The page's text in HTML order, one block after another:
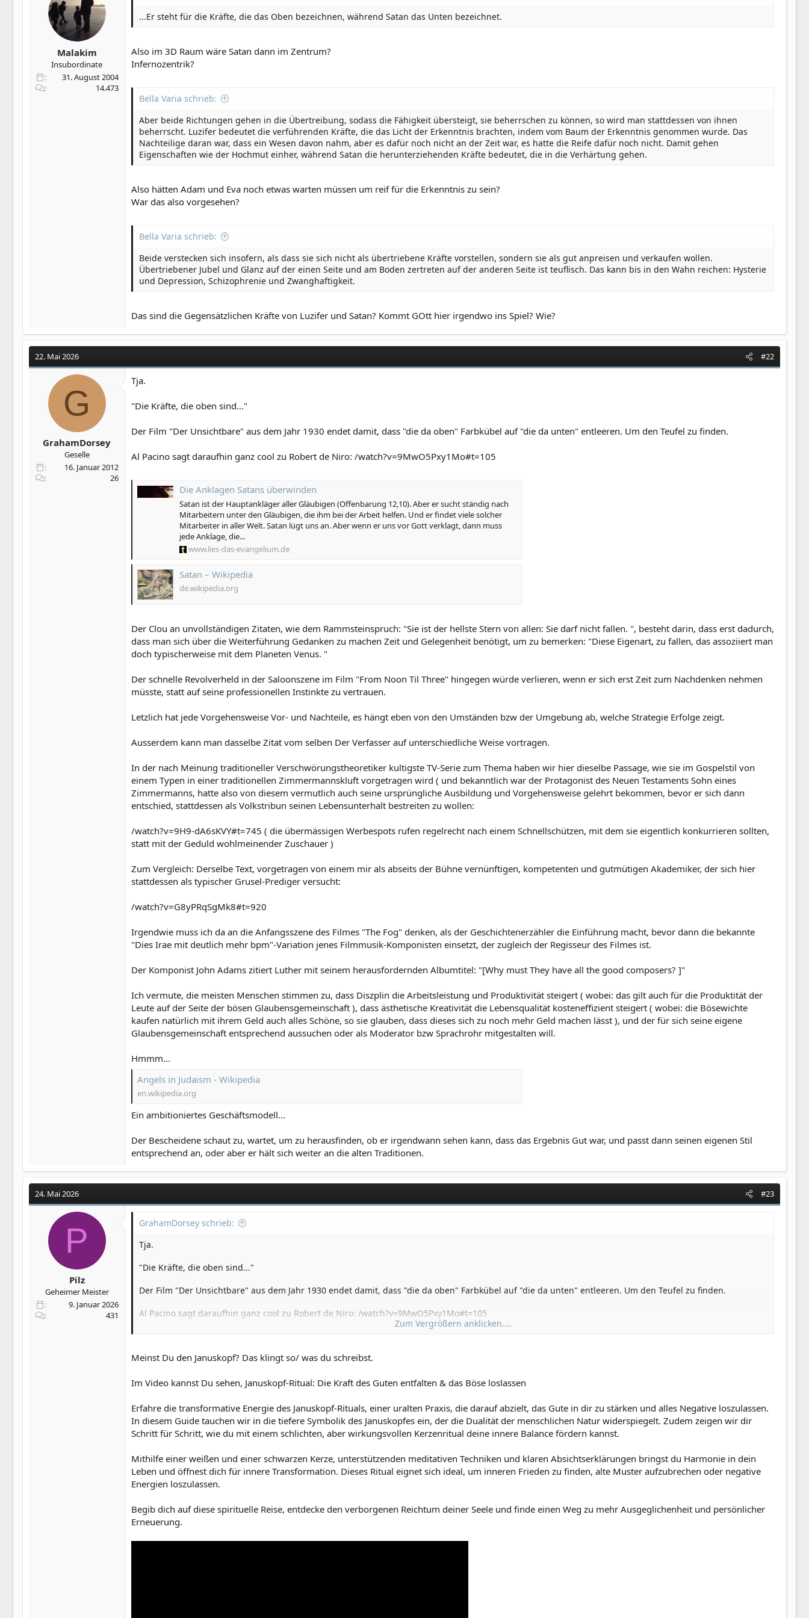
Malakim
Insubordinate
31. August 2004
14.473
...Er steht für die Kräfte, die das Oben bezeichnen, während Satan das Unten bezeichnet.
Also im 3D Raum wäre Satan dann im Zentrum?
Infernozentrik?
Bella Varia schrieb:
Aber beide Richtungen gehen in die Übertreibung, sodass die Fähigkeit übersteigt, sie beherrschen zu können, so wird man stattdessen von ihnen
beherrscht. Luzifer bedeutet die verführenden Kräfte, die das Licht der Erkenntnis brachten, indem vom Baum der Erkenntnis genommen wurde. Das
Nachteilige daran war, dass ein Wesen davon nahm, aber es dafür noch nicht an der Zeit war, es hatte die Reife dafür noch nicht. Damit gehen
Eigenschaften wie der Hochmut einher, während Satan die herunterziehenden Kräfte bedeutet, die in die Verhärtung gehen.
Also hätten Adam und Eva noch etwas warten müssen um reif für die Erkenntnis zu sein?
War das also vorgesehen?
Bella Varia schrieb:
Beide verstecken sich insofern, als dass sie sich nicht als übertriebene Kräfte vorstellen, sondern sie als gut anpreisen und verkaufen wollen.
Übertriebener Jubel und Glanz auf der einen Seite und am Boden zertreten auf der anderen Seite ist teuflisch. Das kann bis in den Wahn reichen: Hysterie
und Depression, Schizophrenie und Zwanghaftigkeit.
Das sind die Gegensätzlichen Kräfte von Luzifer und Satan? Kommt GOtt hier irgendwo ins Spiel? Wie?
22. Mai 2026 #22
G
GrahamDorsey
Geselle
16. Januar 2012
26
Tja.
"Die Kräfte, die oben sind..."
Der Film "Der Unsichtbare" aus dem Jahr 1930 endet damit, dass "die da oben" Farbkübel auf "die da unten" entleeren. Um den Teufel zu finden.
Al Pacino sagt daraufhin ganz cool zu Robert de Niro: /watch?v=9MwO5Pxy1Mo#t=105
Die Anklagen Satans überwinden
Satan ist der Hauptankläger aller Gläubigen (Offenbarung 12,10). Aber er sucht ständig nach
Mitarbeitern unter den Gläubigen, die ihm bei der Arbeit helfen. Und er findet viele solcher
Mitarbeiter in aller Welt. Satan lügt uns an. Aber wenn er uns vor Gott verklagt, dann muss
jede Anklage, die...
www.lies-das-evangelium.de
Satan – Wikipedia
de.wikipedia.org
Der Clou an unvollständigen Zitaten, wie dem Rammsteinspruch: "Sie ist der hellste Stern von allen: Sie darf nicht fallen. ", besteht darin, dass erst dadurch,
dass man sich über die Weiterführung Gedanken zu machen Zeit und Gelegenheit benötigt, um zu bemerken: "Diese Eigenart, zu fallen, das assoziiert man
doch typischerweise mit dem Planeten Venus. "
Der schnelle Revolverheld in der Saloonszene im Film "From Noon Til Three" hingegen würde verlieren, wenn er sich erst Zeit zum Nachdenken nehmen
müsste, statt auf seine professionellen Instinkte zu vertrauen.
Letzlich hat jede Vorgehensweise Vor- und Nachteile, es hängt eben von den Umständen bzw der Umgebung ab, welche Strategie Erfolge zeigt.
Ausserdem kann man dasselbe Zitat vom selben Der Verfasser auf unterschiedliche Weise vortragen.
In der nach Meinung traditioneller Verschwörungstheoretiker kultigste TV-Serie zum Thema haben wir hier dieselbe Passage, wie sie im Gospelstil von
einem Typen in einer traditionellen Zimmermannskluft vorgetragen wird ( und bekanntlich war der Protagonist des Neuen Testaments Sohn eines
Zimmermanns, hatte also von diesem vermutlich auch seine ursprüngliche Ausbildung und Vorgehensweise gelehrt bekommen, bevor er sich dann
entschied, stattdessen als Volkstribun seinen Lebensunterhalt bestreiten zu wollen:
/watch?v=9H9-dA6sKVY#t=745 ( die übermässigen Werbespots rufen regelrecht nach einem Schnellschützen, mit dem sie eigentlich konkurrieren sollten,
statt mit der Geduld wohlmeinender Zuschauer )
Zum Vergleich: Derselbe Text, vorgetragen von einem mir als abseits der Bühne vernünftigen, kompetenten und gutmütigen Akademiker, der sich hier
stattdessen als typischer Grusel-Prediger versucht:
/watch?v=G8yPRqSgMk8#t=920
Irgendwie muss ich da an die Anfangsszene des Filmes "The Fog" denken, als der Geschichtenerzähler die Einführung macht, bevor dann die bekannte
"Dies Irae mit deutlich mehr bpm"-Variation jenes Filmmusik-Komponisten einsetzt, der zugleich der Regisseur des Filmes ist.
Der Komponist John Adams zitiert Luther mit seinem herausfordernden Albumtitel: "[Why must They have all the good composers? ]"
Ich vermute, die meisten Menschen stimmen zu, dass Diszplin die Arbeitsleistung und Produktivität steigert ( wobei: das gilt auch für die Produktität der
Leute auf der Seite der bösen Glaubensgemeinschaft ), dass ästhetische Kreativität die Lebensqualität kosteneffizient steigert ( wobei: die Bösewichte
kaufen natürlich mit ihrem Geld auch alles Schöne, so sie glauben, dass dieses sich zu noch mehr Geld machen lässt ), und der für sich seine eigene
Glaubensgemeinschaft entsprechend aussuchen oder als Moderator bzw Sprachrohr mitgestalten will.
Hmmm...
Angels in Judaism - Wikipedia
en.wikipedia.org
Ein ambitioniertes Geschäftsmodell...
Der Bescheidene schaut zu, wartet, um zu herausfinden, ob er irgendwann sehen kann, dass das Ergebnis Gut war, und passt dann seinen eigenen Stil
entsprechend an, oder aber er hält sich weiter an die alten Traditionen.
24. Mai 2026 #23
P
Pilz
Geheimer Meister
9. Januar 2026
431
GrahamDorsey schrieb:
Tja.
"Die Kräfte, die oben sind..."
Der Film "Der Unsichtbare" aus dem Jahr 1930 endet damit, dass "die da oben" Farbkübel auf "die da unten" entleeren. Um den Teufel zu finden.
Al Pacino sagt daraufhin ganz cool zu Robert de Niro: /watch?v=9MwO5Pxy1Mo#t=105
Satan ist der Hauptankläger aller Gläubigen (Offenbarung 12,10). Aber er sucht ständig nach
Mitarbeiter in aller Welt. Satan lügt uns an. Aber wenn er uns vor Gott verklagt, dann muss
jede Anklage, die...
www.lies-das-evangelium.de
Satan – Wikipedia
Der Clou an unvollständigen Zitaten, wie dem Rammsteinspruch: "Sie ist der hellste Stern von allen: Sie darf nicht fallen. ", besteht darin, dass erst
dadurch, dass man sich über die Weiterführung Gedanken zu machen Zeit und Gelegenheit benötigt, um zu bemerken: "Diese Eigenart, zu fallen, das
assoziiert man doch typischerweise mit dem Planeten Venus. "
Der schnelle Revolverheld in der Saloonszene im Film "From Noon Til Three" hingegen würde verlieren, wenn er sich erst Zeit zum Nachdenken nehmen
Zum Vergrößern anklicken....
Meinst Du den Januskopf? Das klingt so/ was du schreibst.
Im Video kannst Du sehen, Januskopf-Ritual: Die Kraft des Guten entfalten & das Böse loslassen
Erfahre die transformative Energie des Januskopf-Rituals, einer uralten Praxis, die darauf abzielt, das Gute in dir zu stärken und alles Negative loszulassen.
In diesem Guide tauchen wir in die tiefere Symbolik des Januskopfes ein, der die Dualität der menschlichen Natur widerspiegelt. Zudem zeigen wir dir
Schritt für Schritt, wie du mit einem schlichten, aber wirkungsvollen Kerzenritual deine innere Balance fördern kannst.
Mithilfe einer weißen und einer schwarzen Kerze, unterstützenden meditativen Techniken und klaren Absichtserklärungen bringst du Harmonie in dein
Leben und öffnest dich für innere Transformation. Dieses Ritual eignet sich ideal, um inneren Frieden zu finden, alte Muster aufzubrechen oder negative
Energien loszulassen.
Begib dich auf diese spirituelle Reise, entdecke den verborgenen Reichtum deiner Seele und finde einen Weg zu mehr Ausgeglichenheit und persönlicher
Erneuerung.